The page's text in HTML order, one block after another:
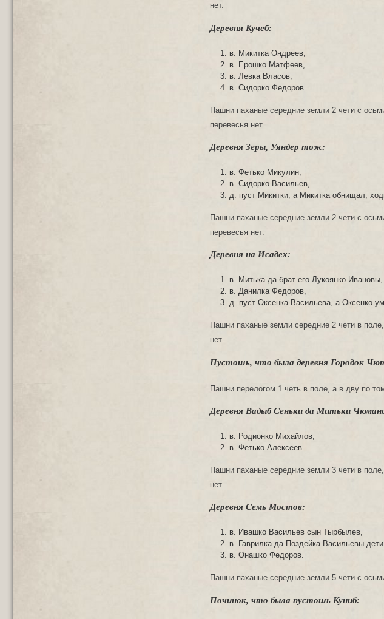
нет.
Деревня Кучеб:
в. Микитка Ондреев,
в. Ерошко Матфеев,
в. Левка Власов,
в. Сидорко Федоров.
Пашни паханые середние земли 2 чети с
перевесья нет.
Деревня Зеры, Уяндер тож:
в. Фетько Микулин,
в. Сидорко Васильев,
д. пуст Микитки, а Микитка обнищал,
Пашни паханые середние земли 2 чети с
перевесья нет.
Деревня на Исадех:
в. Митька да брат его Лукоянко Ивановы,
в. Данилка Федоров,
д. пуст Оксенка Васильева, а Оксенко
Пашни паханые земли середние 2 чети в
нет.
Пустошь, что была деревня Городок
Пашни перелогом 1 четь в поле, а в дву по
Деревня Вадыб Сеньки да Митьки
в. Родионко Михайлов,
в. Фетько Алексеев.
Пашни паханые середние земли 3 чети в
нет.
Деревня Семь Мостов:
в. Ивашко Васильев сын Тырбылев,
в. Гаврилка да Поздейка Васильевы
в. Онашко Федоров.
Пашни паханые середние земли 5 чети с
Починок, что была пустошь Куниб: